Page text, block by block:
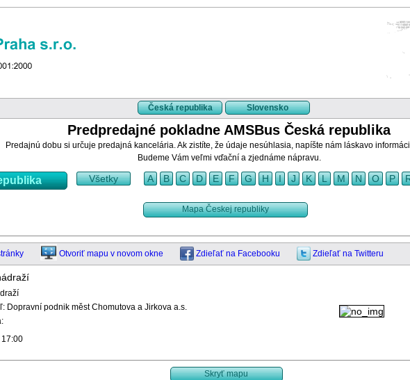
Česká republika Slovensko
Predpredajné pokladne AMSBus Česká republika
Predajnú dobu si určuje predajná kancelária. Ak zistíte, že údaje nesúhlasia, napíšte nám láskavo
Budeme Vám veľmi vďační a zjednáme nápravu.
Všetky A B C D E F G H I J K L M N O P
Mapa Českej republiky
Otvoriť mapu v novom okne Zdieľať na Facebooku Zdieľať na Twitteru
Dopravní podnik měst Chomutova a Jirkova a.s.
17:00
Skryť mapu